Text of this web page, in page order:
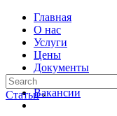
Главная
О нас
Услуги
Цены
Документы
Контакты
Вакансии
Статьи ›